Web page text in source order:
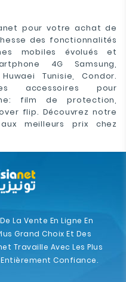
pour votre achat de
des fonctionnalités
mobiles évolués et
4G Samsung,
Tunisie, Condor.
accessoires pour
film de protection,
flip. Découvrez notre
meilleurs prix chez
La Vente En Ligne En
Grand Choix Et Des
Travaille Avec Les Plus
Confiance.